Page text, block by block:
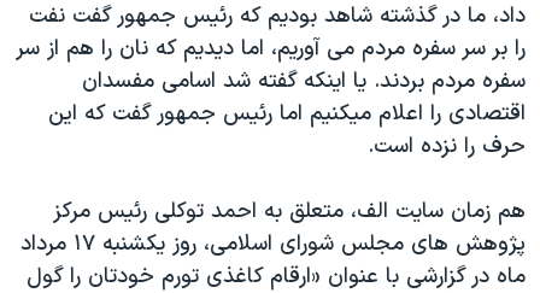
داد، ما در گذشته شاهد بودیم که رئیس جمهور گفت نفت
را بر سر سفره مردم می آوریم، اما دیدیم که نان را هم از سر
سفره مردم بردند. یا اینکه گفته شد اسامی مفسدان
اقتصادی را اعلام میکنیم اما رئیس جمهور گفت که این
حرف را نزده است.
هم زمان سایت الف، متعلق به احمد توکلی رئیس مرکز
پژوهش های مجلس شورای اسلامی، روز یکشنبه ۱۷ مرداد
ماه در گزارشی با عنوان «ارقام کاغذی تورم خودتان را گول